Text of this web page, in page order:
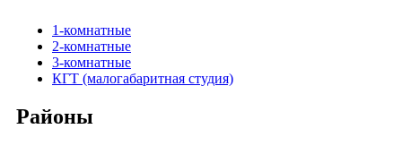
1-комнатные
2-комнатные
3-комнатные
КГТ (малогабаритная студия)
Районы